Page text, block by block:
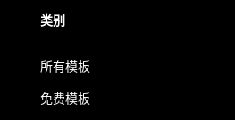
类别
所有模板
免费模板